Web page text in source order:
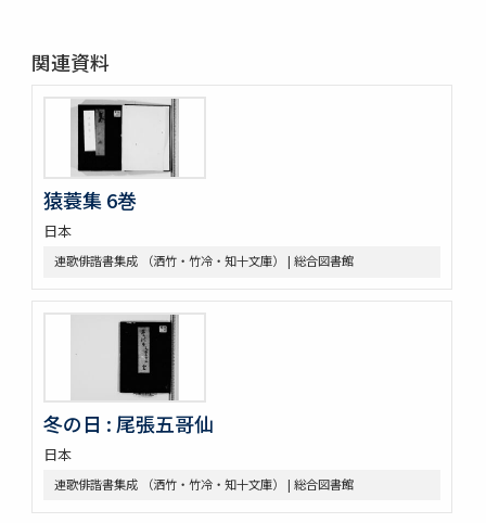
関連資料
猿蓑集 6巻
日本
連歌俳諧書集成 （洒竹・竹冷・知十文庫） | 総合図書館
冬の日 : 尾張五哥仙
日本
連歌俳諧書集成 （洒竹・竹冷・知十文庫） | 総合図書館